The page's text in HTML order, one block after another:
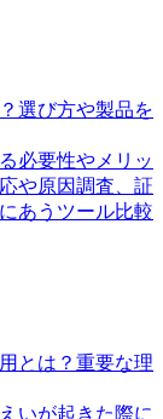
と選定ポイント
不正の証拠を保
対策です。この
、チェックリス
かりやすく整理
ールの機能や制
ープンソースソ
無料で対応でき